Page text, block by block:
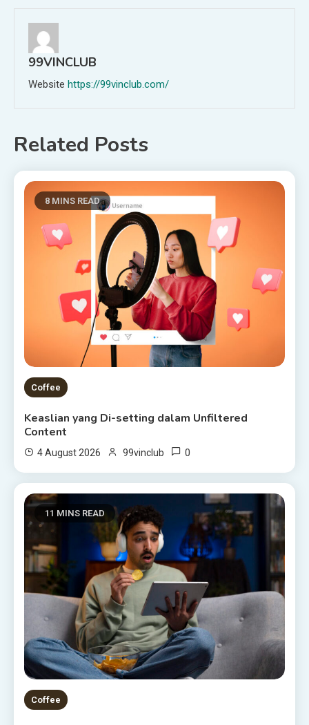
99VINCLUB
Website https://99vinclub.com/
Related Posts
8 MINS READ
Coffee
Keaslian yang Di-setting dalam Unfiltered
Content
4 August 2026 99vinclub 0
11 MINS READ
Coffee